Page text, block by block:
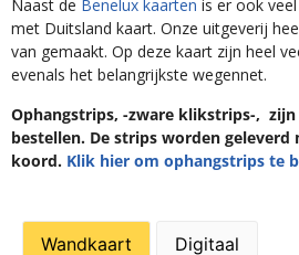
Naast de Benelux kaarten is er ook
met Duitsland kaart. Onze uitgeverij
van gemaakt. Op deze kaart zijn heel
evenals het belangrijkste wegennet.
Ophangstrips, -zware klikstrips-,
bestellen. De strips worden geleverd
koord. Klik hier om ophangstrips te
Wandkaart Digitaal